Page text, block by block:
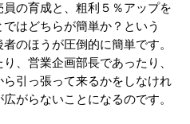
の育成と、粗利５％アップを
はどちらが簡単か？という
のほうが圧倒的に簡単です。
、営業企画部長であったり、
引っ張って来るかをしなけれ
がらないことになるのです。